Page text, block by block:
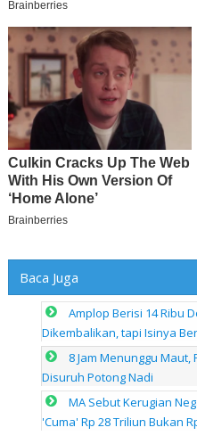
Baca Juga
Amplop Berisi 14 Ribu
Dikembalikan, tapi Isinya
8 Jam Menunggu
Disuruh Potong Nadi
MA Sebut Kerugian
'Cuma' Rp 28 Triliun Bukan